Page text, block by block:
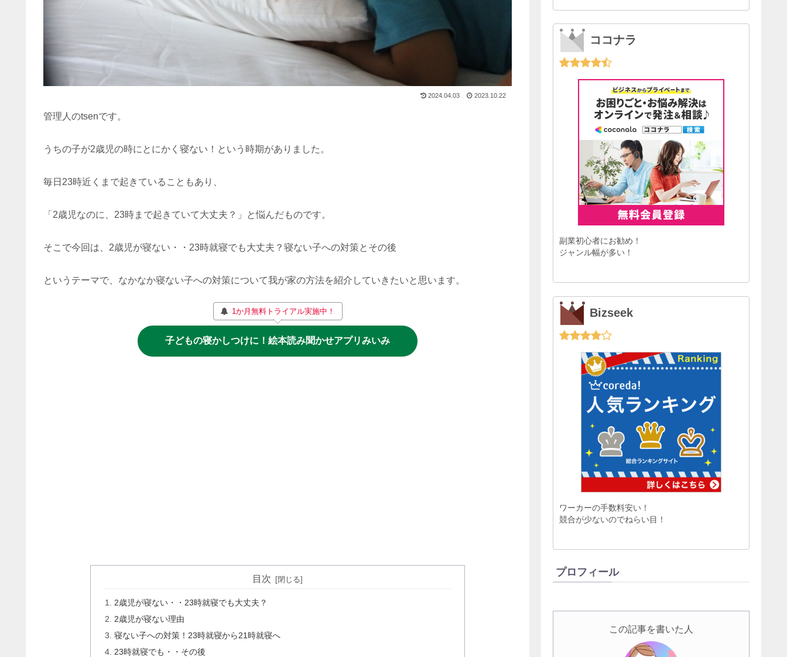
2024.04.03 2023.10.22
管理人のtsenです。
うちの子が2歳児の時にとにかく寝ない！という時期がありました。
毎日23時近くまで起きていることもあり、
「2歳児なのに、23時まで起きていて大丈夫？」と悩んだものです。
そこで今回は、2歳児が寝ない・・23時就寝でも大丈夫？寝ない子への対策とその後
というテーマで、なかなか寝ない子への対策について我が家の方法を紹介していきたいと思います。
1か月無料トライアル実施中！
子どもの寝かしつけに！絵本読み聞かせアプリみいみ
目次
2歳児が寝ない・・23時就寝でも大丈夫？
2歳児が寝ない理由
寝ない子への対策！23時就寝から21時就寝へ
23時就寝でも・・その後
ココナラ
副業初心者にお勧め！
ジャンル幅が多い！
Bizseek
ワーカーの手数料安い！
競合が少ないのでねらい目！
プロフィール
この記事を書いた人